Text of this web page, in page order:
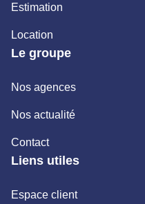
Estimation
Location
Le groupe
Nos agences
Nos actualité
Contact
Liens utiles
Espace client